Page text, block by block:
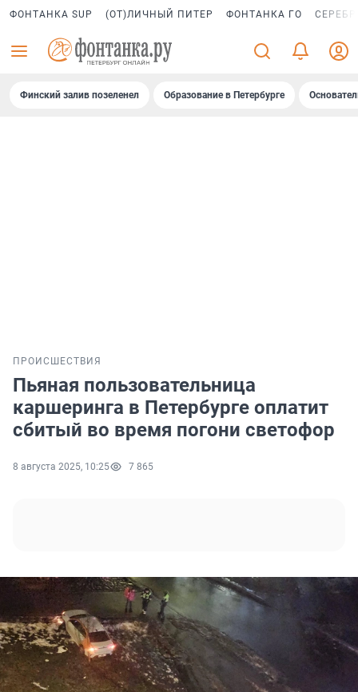
ФОНТАНКА SUP (ОТ)ЛИЧНЫЙ ПИТЕР ФОНТАНКА ГО
Финский залив позеленел Образование в Петербурге
ПРОИСШЕСТВИЯ
Пьяная пользовательница
каршеринга в Петербурге оплатит
сбитый во время погони светофор
8 августа 2025, 10:25 7 865